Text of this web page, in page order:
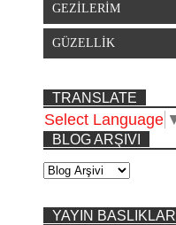
GEZİLERİM
GÜZELLİK
TRANSLATE
Select Language
BLOG ARŞIVI
YAYIN